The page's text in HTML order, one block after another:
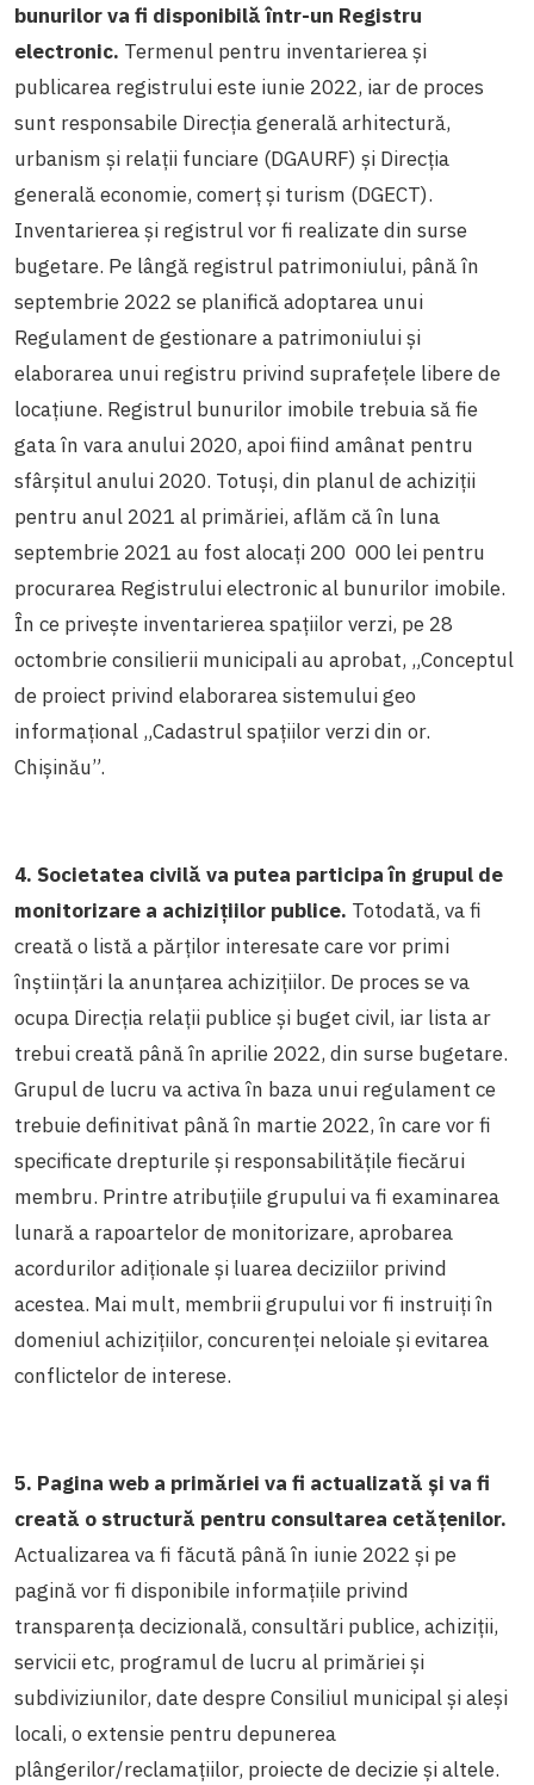
bunurilor va fi disponibilă într-un Registru
electronic. Termenul pentru inventarierea și
publicarea registrului este iunie 2022, iar de proces
sunt responsabile Direcția generală arhitectură,
urbanism și relații funciare (DGAURF) și Direcția
generală economie, comerț și turism (DGECT).
Inventarierea și registrul vor fi realizate din surse
bugetare. Pe lângă registrul patrimoniului, până în
septembrie 2022 se planifică adoptarea unui
Regulament de gestionare a patrimoniului și
elaborarea unui registru privind suprafețele libere de
locațiune. Registrul bunurilor imobile trebuia să fie
gata în vara anului 2020, apoi fiind amânat pentru
sfârșitul anului 2020. Totuși, din planul de achiziții
pentru anul 2021 al primăriei, aflăm că în luna
septembrie 2021 au fost alocați 200 000 lei pentru
procurarea Registrului electronic al bunurilor imobile.
În ce privește inventarierea spațiilor verzi, pe 28
octombrie consilierii municipali au aprobat, „Conceptul
de proiect privind elaborarea sistemului geo
informațional „Cadastrul spațiilor verzi din or.
Chișinău”.
4. Societatea civilă va putea participa în grupul de
monitorizare a achizițiilor publice. Totodată, va fi
creată o listă a părților interesate care vor primi
înștiințări la anunțarea achizițiilor. De proces se va
ocupa Direcția relații publice și buget civil, iar lista ar
trebui creată până în aprilie 2022, din surse bugetare.
Grupul de lucru va activa în baza unui regulament ce
trebuie definitivat până în martie 2022, în care vor fi
specificate drepturile și responsabilitățile fiecărui
membru. Printre atribuțiile grupului va fi examinarea
lunară a rapoartelor de monitorizare, aprobarea
acordurilor adiționale și luarea deciziilor privind
acestea. Mai mult, membrii grupului vor fi instruiți în
domeniul achizițiilor, concurenței neloiale și evitarea
conflictelor de interese.
5. Pagina web a primăriei va fi actualizată și va fi
creată o structură pentru consultarea cetățenilor.
Actualizarea va fi făcută până în iunie 2022 și pe
pagină vor fi disponibile informațiile privind
transparența decizională, consultări publice, achiziții,
servicii etc, programul de lucru al primăriei și
subdiviziunilor, date despre Consiliul municipal și aleși
locali, o extensie pentru depunerea
plângerilor/reclamațiilor, proiecte de decizie și altele.